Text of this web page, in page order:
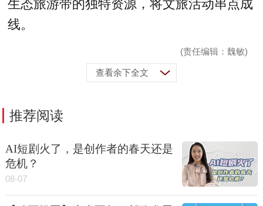
生态旅游带的独特资源，将文旅活动串点成
线。
(责任编辑：魏敏)
查看余下全文
推荐阅读
AI短剧火了，是创作者的春天还是
危机？
08-07